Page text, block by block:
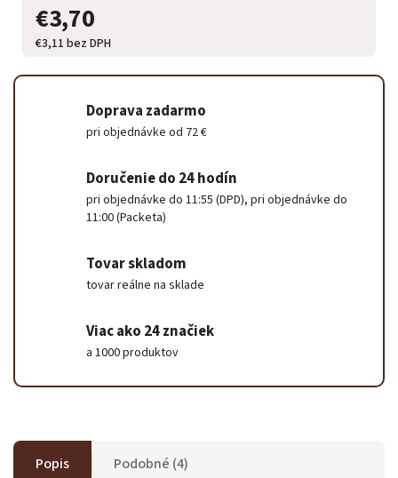
€3,70
€3,11 bez DPH
Doprava zadarmo
pri objednávke od 72 €
Doručenie do 24 hodín
pri objednávke do 11:55 (DPD), pri objednávke do
11:00 (Packeta)
Tovar skladom
tovar reálne na sklade
Viac ako 24 značiek
a 1000 produktov
Popis Podobné (4)